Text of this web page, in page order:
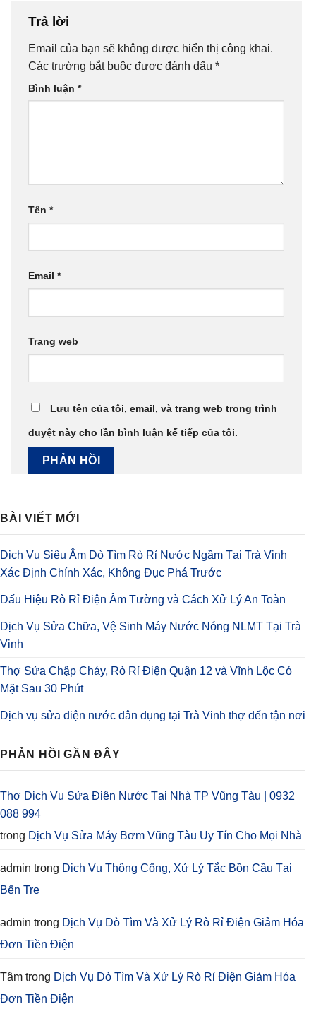
Trả lời
Email của bạn sẽ không được hiển thị công khai.
Các trường bắt buộc được đánh dấu *
Bình luận *
Tên *
Email *
Trang web
Lưu tên của tôi, email, và trang web trong trình
duyệt này cho lần bình luận kế tiếp của tôi.
BÀI VIẾT MỚI
Dịch Vụ Siêu Âm Dò Tìm Rò Rỉ Nước Ngầm Tại Trà Vinh
Xác Định Chính Xác, Không Đục Phá Trước
Dấu Hiệu Rò Rỉ Điện Âm Tường và Cách Xử Lý An Toàn
Dịch Vụ Sửa Chữa, Vệ Sinh Máy Nước Nóng NLMT Tại Trà
Vinh
Thợ Sửa Chập Cháy, Rò Rỉ Điện Quận 12 và Vĩnh Lộc Có
Mặt Sau 30 Phút
Dịch vụ sửa điện nước dân dụng tại Trà Vinh thợ đến tận nơi
PHẢN HỒI GẦN ĐÂY
Thợ Dịch Vụ Sửa Điện Nước Tại Nhà TP Vũng Tàu | 0932
088 994
trong Dịch Vụ Sửa Máy Bơm Vũng Tàu Uy Tín Cho Mọi Nhà
admin trong Dịch Vụ Thông Cống, Xử Lý Tắc Bồn Cầu Tại
Bến Tre
admin trong Dịch Vụ Dò Tìm Và Xử Lý Rò Rỉ Điện Giảm Hóa
Đơn Tiền Điện
Tâm trong Dịch Vụ Dò Tìm Và Xử Lý Rò Rỉ Điện Giảm Hóa
Đơn Tiền Điện